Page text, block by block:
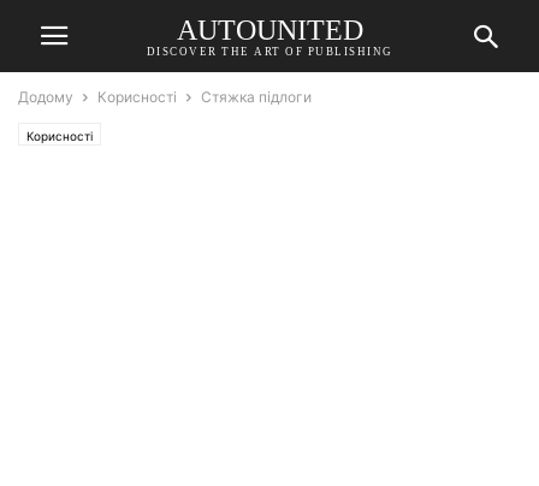
AUTOUNITED
DISCOVER THE ART OF PUBLISHING
Додому Корисності Стяжка підлоги
Корисності